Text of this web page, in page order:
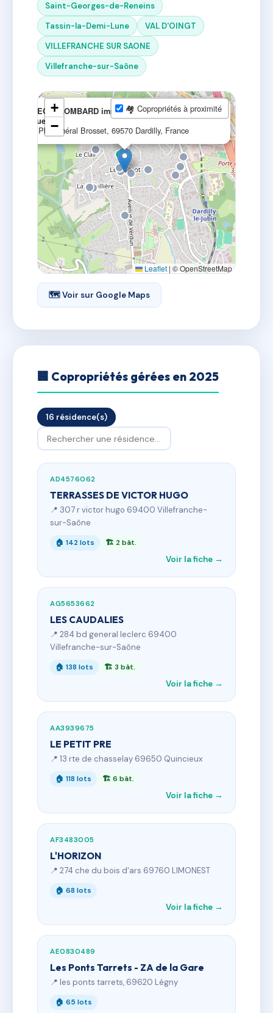
Saint-Georges-de-Reneins
Tassin-la-Demi-Lune
VAL D'OINGT
VILLEFRANCHE SUR SAONE
Villefranche-sur-Saône
REGIE LOMBARD immobilier Dardilly - Lyon
ouest
1 Pl. Général Brosset, 69570 Dardilly, France
×
+
−
🏘 Copropriétés à proximité
Leaflet | © OpenStreetMap
🗺 Voir sur Google Maps
🏢 Copropriétés gérées en 2025
16 résidence(s)
AD4576062
TERRASSES DE VICTOR HUGO
📍 307 r victor hugo 69400 Villefranche-
sur-Saône
🏠 142 lots 🏗 2 bât.
Voir la fiche →
AG5653662
LES CAUDALIES
📍 284 bd general leclerc 69400
Villefranche-sur-Saône
🏠 138 lots 🏗 3 bât.
Voir la fiche →
AA3939675
LE PETIT PRE
📍 13 rte de chasselay 69650 Quincieux
🏠 118 lots 🏗 6 bât.
Voir la fiche →
AF3483005
L'HORIZON
📍 274 che du bois d'ars 69760 LIMONEST
🏠 68 lots
Voir la fiche →
AE0830489
Les Ponts Tarrets - ZA de la Gare
📍 les ponts tarrets, 69620 Légny
🏠 65 lots